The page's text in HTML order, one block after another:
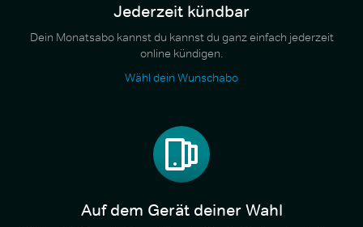
Jederzeit kündbar
Dein Monatsabo kannst du kannst du ganz einfach jederzeit
online kündigen.
Wähl dein Wunschabo
Auf dem Gerät deiner Wahl